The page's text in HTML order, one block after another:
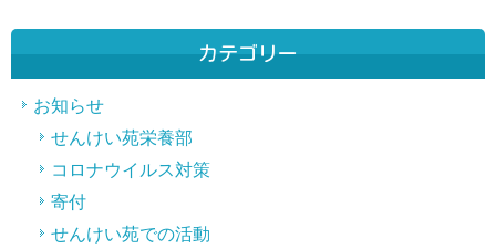
カテゴリー
お知らせ
せんけい苑栄養部
コロナウイルス対策
寄付
せんけい苑での活動